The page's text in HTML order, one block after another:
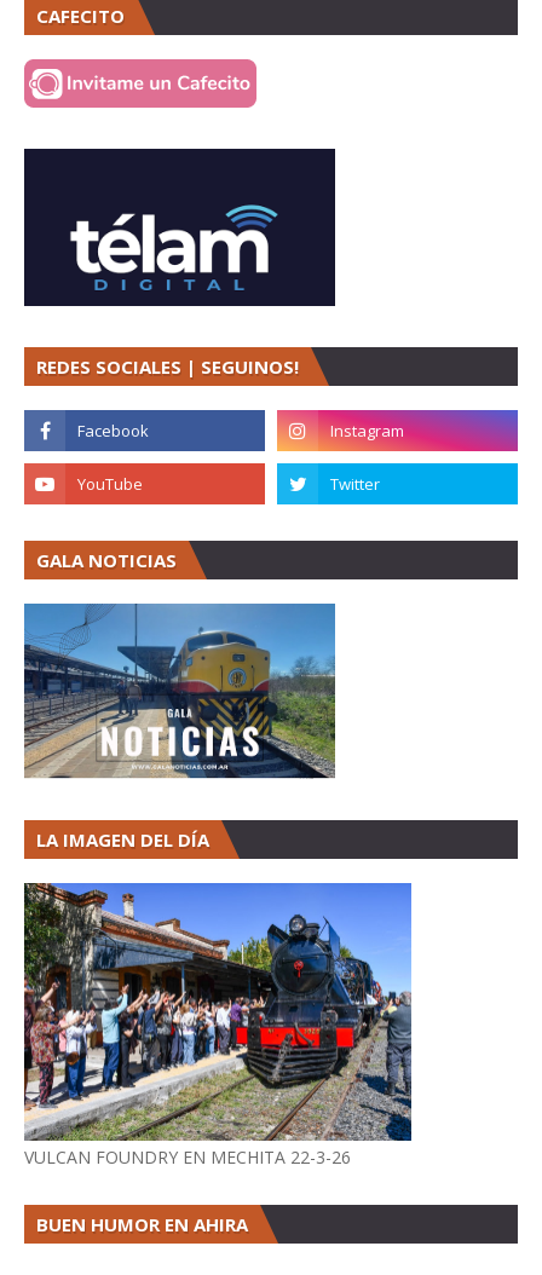
CAFECITO
REDES SOCIALES | SEGUINOS!
GALA NOTICIAS
LA IMAGEN DEL DÍA
VULCAN FOUNDRY EN MECHITA 22-3-26
BUEN HUMOR EN AHIRA